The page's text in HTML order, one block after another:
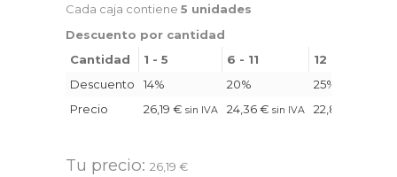
Cada caja contiene 5 unidades
Descuento por cantidad
Cantidad
1 - 5 6 - 11
12 - 23
Descuento
14% 20%
25%
Precio
26,19 € sin IVA 24,36€ sin IVA 22,84
Tu precio: 26,19 €